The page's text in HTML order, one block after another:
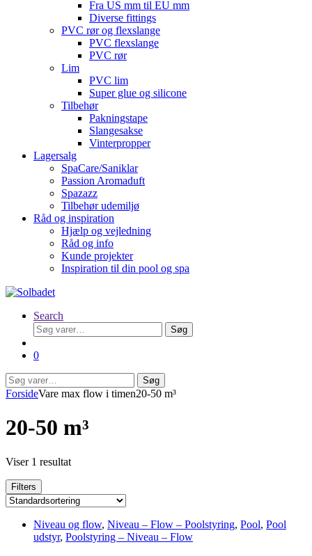
Fra US mm til EU mm
Diverse fittings
PVC rør og flexslange
PVC flexslange
PVC rør
Lim
PVC lim
Super glue og silicone
Tilbehør
Pakningstape
Slangesakse
Vinterpropper
Lagersalg
SpaCare/Saniklar
Passion Aromaduft
Spazazz
Tilbehør udemiljø
Råd og inspiration
Hjælp og vejledning
Råd og info
Kunde projekter
Inspiration til din pool og spa
Search
Søg
efter:
Søg
0
Søg
efter:
Søg
ForsideVare max flow i timen20-50 m³
20-50 m³
Viser 1 resultat
Filters
Niveau og flow, Niveau – Flow – Poolstyring, Pool, Pool
udstyr, Poolstyring – Niveau – Flow